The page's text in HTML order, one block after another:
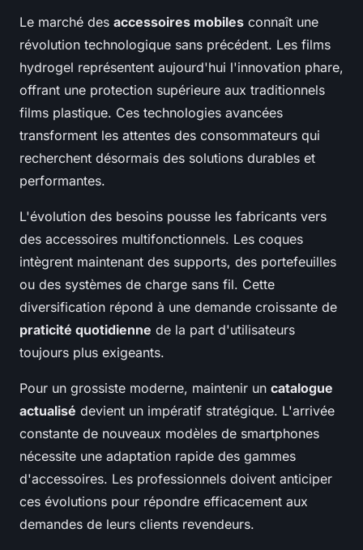
Le marché des accessoires mobiles connaît une
révolution technologique sans précédent. Les films
hydrogel représentent aujourd'hui l'innovation phare,
offrant une protection supérieure aux traditionnels
films plastique. Ces technologies avancées
transforment les attentes des consommateurs qui
recherchent désormais des solutions durables et
performantes.
L'évolution des besoins pousse les fabricants vers
des accessoires multifonctionnels. Les coques
intègrent maintenant des supports, des portefeuilles
ou des systèmes de charge sans fil. Cette
diversification répond à une demande croissante de
praticité quotidienne de la part d'utilisateurs
toujours plus exigeants.
Pour un grossiste moderne, maintenir un catalogue
actualisé devient un impératif stratégique. L'arrivée
constante de nouveaux modèles de smartphones
nécessite une adaptation rapide des gammes
d'accessoires. Les professionnels doivent anticiper
ces évolutions pour répondre efficacement aux
demandes de leurs clients revendeurs.